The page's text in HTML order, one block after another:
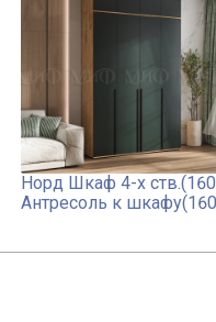
Норд Шкаф 4-х
Антресоль к